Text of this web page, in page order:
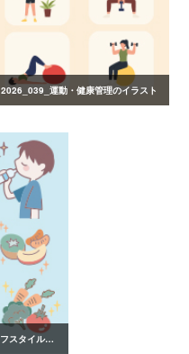
2026_039_運動・健康管理のイラスト
2026_038_健康的なライフスタイルのイラスト